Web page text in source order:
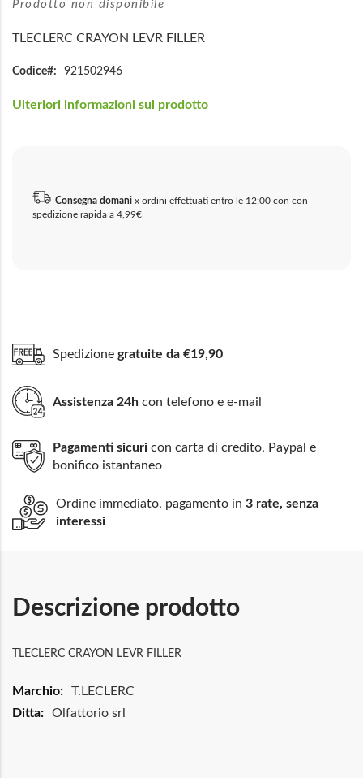
Prodotto non disponibile
TLECLERC CRAYON LEVR FILLER
Codice 921502946
Ulteriori informazioni sul prodotto
Consegna domani x ordini effettuati entro le 12:00 con con
spedizione rapida a 4,99€
Spedizione gratuite da €19,90
Assistenza 24h con telefono e e-mail
Pagamenti sicuri con carta di credito, Paypal e
bonifico istantaneo
Ordine immediato, pagamento in 3 rate, senza
interessi
Descrizione prodotto
TLECLERC CRAYON LEVR FILLER
Maggiori
T.LECLERC
Olfattorio srl